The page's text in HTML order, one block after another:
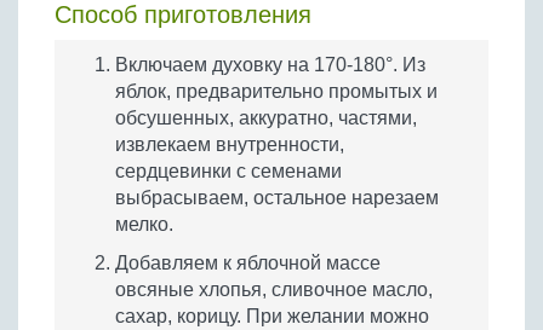
Способ приготовления
Включаем духовку на 170-180°. Из
яблок, предварительно промытых и
обсушенных, аккуратно, частями,
извлекаем внутренности,
сердцевинки с семенами
выбрасываем, остальное нарезаем
мелко.
Добавляем к яблочной массе
овсяные хлопья, сливочное масло,
сахар, корицу. При желании можно